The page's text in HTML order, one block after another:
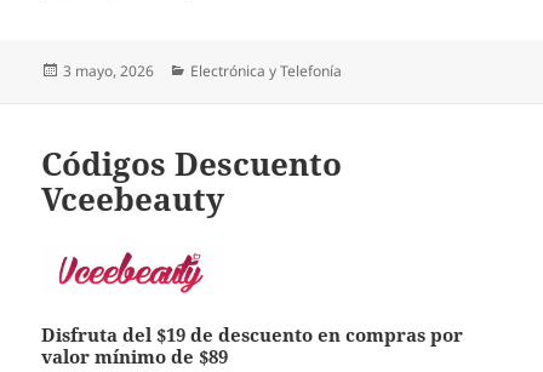
Publicado
3 mayo, 2026 Categorías
Electrónica y Telefonía
Códigos Descuento
Vceebeauty
Disfruta del $19 de descuento en compras por
valor mínimo de $89